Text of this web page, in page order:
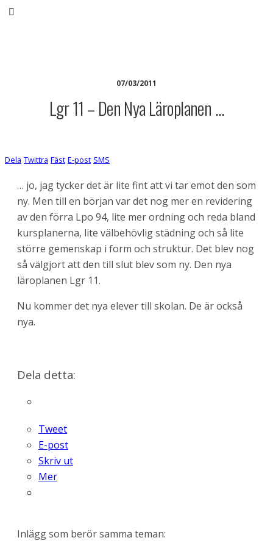
07/03/2011
Lgr 11 – Den Nya Läroplanen …
Dela Twittra Fäst E-post SMS
… jo, jag tycker det är lite fint att vi tar emot den som
ny. Men till en början var det nog mer en revidering
av den förra Lpo 94, lite mer ordning och reda bland
kursplanerna, lite välbehövlig städning och så lite
större gemenskap i form och struktur. Det blev nog
så välgjort att den till slut blev som ny. Den nya
läroplanen Lgr 11.
Nu kommer det nya elever till skolan. De är också
nya.
Dela detta:
Tweet
E-post
Skriv ut
Mer
Inlägg som berör samma teman: